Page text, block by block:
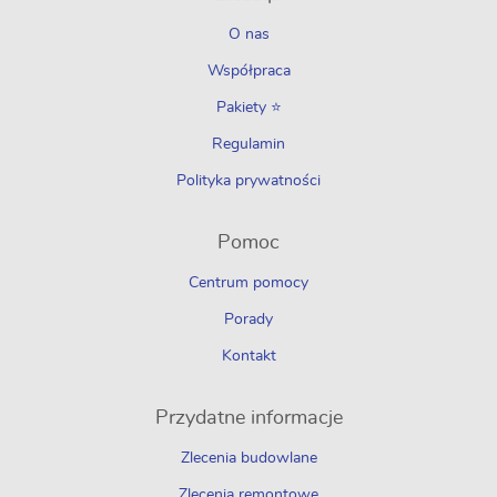
O nas
Współpraca
Pakiety ⭐
Regulamin
Polityka prywatności
Pomoc
Centrum pomocy
Porady
Kontakt
Przydatne informacje
Zlecenia budowlane